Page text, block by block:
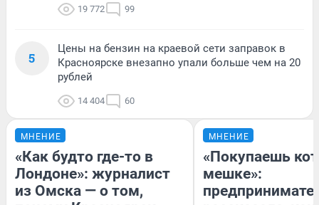
19 772 99
5
Цены на бензин на краевой сети заправок в
Красноярске внезапно упали больше чем на 20
рублей
14 404 60
МНЕНИЕ
«Как будто где-то в
Лондоне»: журналист
из Омска — о том,
МНЕНИЕ
«Покупаешь
мешке»: